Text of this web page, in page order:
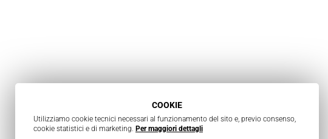
COOKIE
Utilizziamo cookie tecnici necessari al funzionamento del sito e, previo consenso,
cookie statistici e di marketing. Per maggiori dettagli